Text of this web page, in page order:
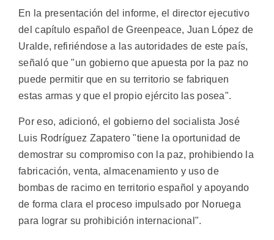
En la presentación del informe, el director ejecutivo
del capítulo español de Greenpeace, Juan López de
Uralde, refiriéndose a las autoridades de este país,
señaló que "un gobierno que apuesta por la paz no
puede permitir que en su territorio se fabriquen
estas armas y que el propio ejército las posea".
Por eso, adicionó, el gobierno del socialista José
Luis Rodríguez Zapatero "tiene la oportunidad de
demostrar su compromiso con la paz, prohibiendo la
fabricación, venta, almacenamiento y uso de
bombas de racimo en territorio español y apoyando
de forma clara el proceso impulsado por Noruega
para lograr su prohibición internacional".